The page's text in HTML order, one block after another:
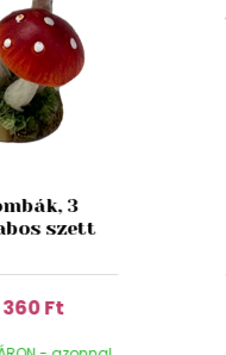
3
szett
360 Ft